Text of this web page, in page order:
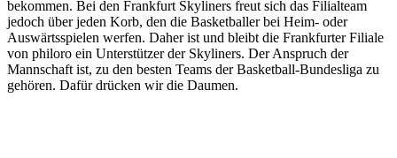
bekommen. Bei den Frankfurt Skyliners freut sich das Filialteam
jedoch über jeden Korb, den die Basketballer bei Heim- oder
Auswärtsspielen werfen. Daher ist und bleibt die Frankfurter Filiale
von philoro ein Unterstützer der Skyliners. Der Anspruch der
Mannschaft ist, zu den besten Teams der Basketball-Bundesliga zu
gehören. Dafür drücken wir die Daumen.